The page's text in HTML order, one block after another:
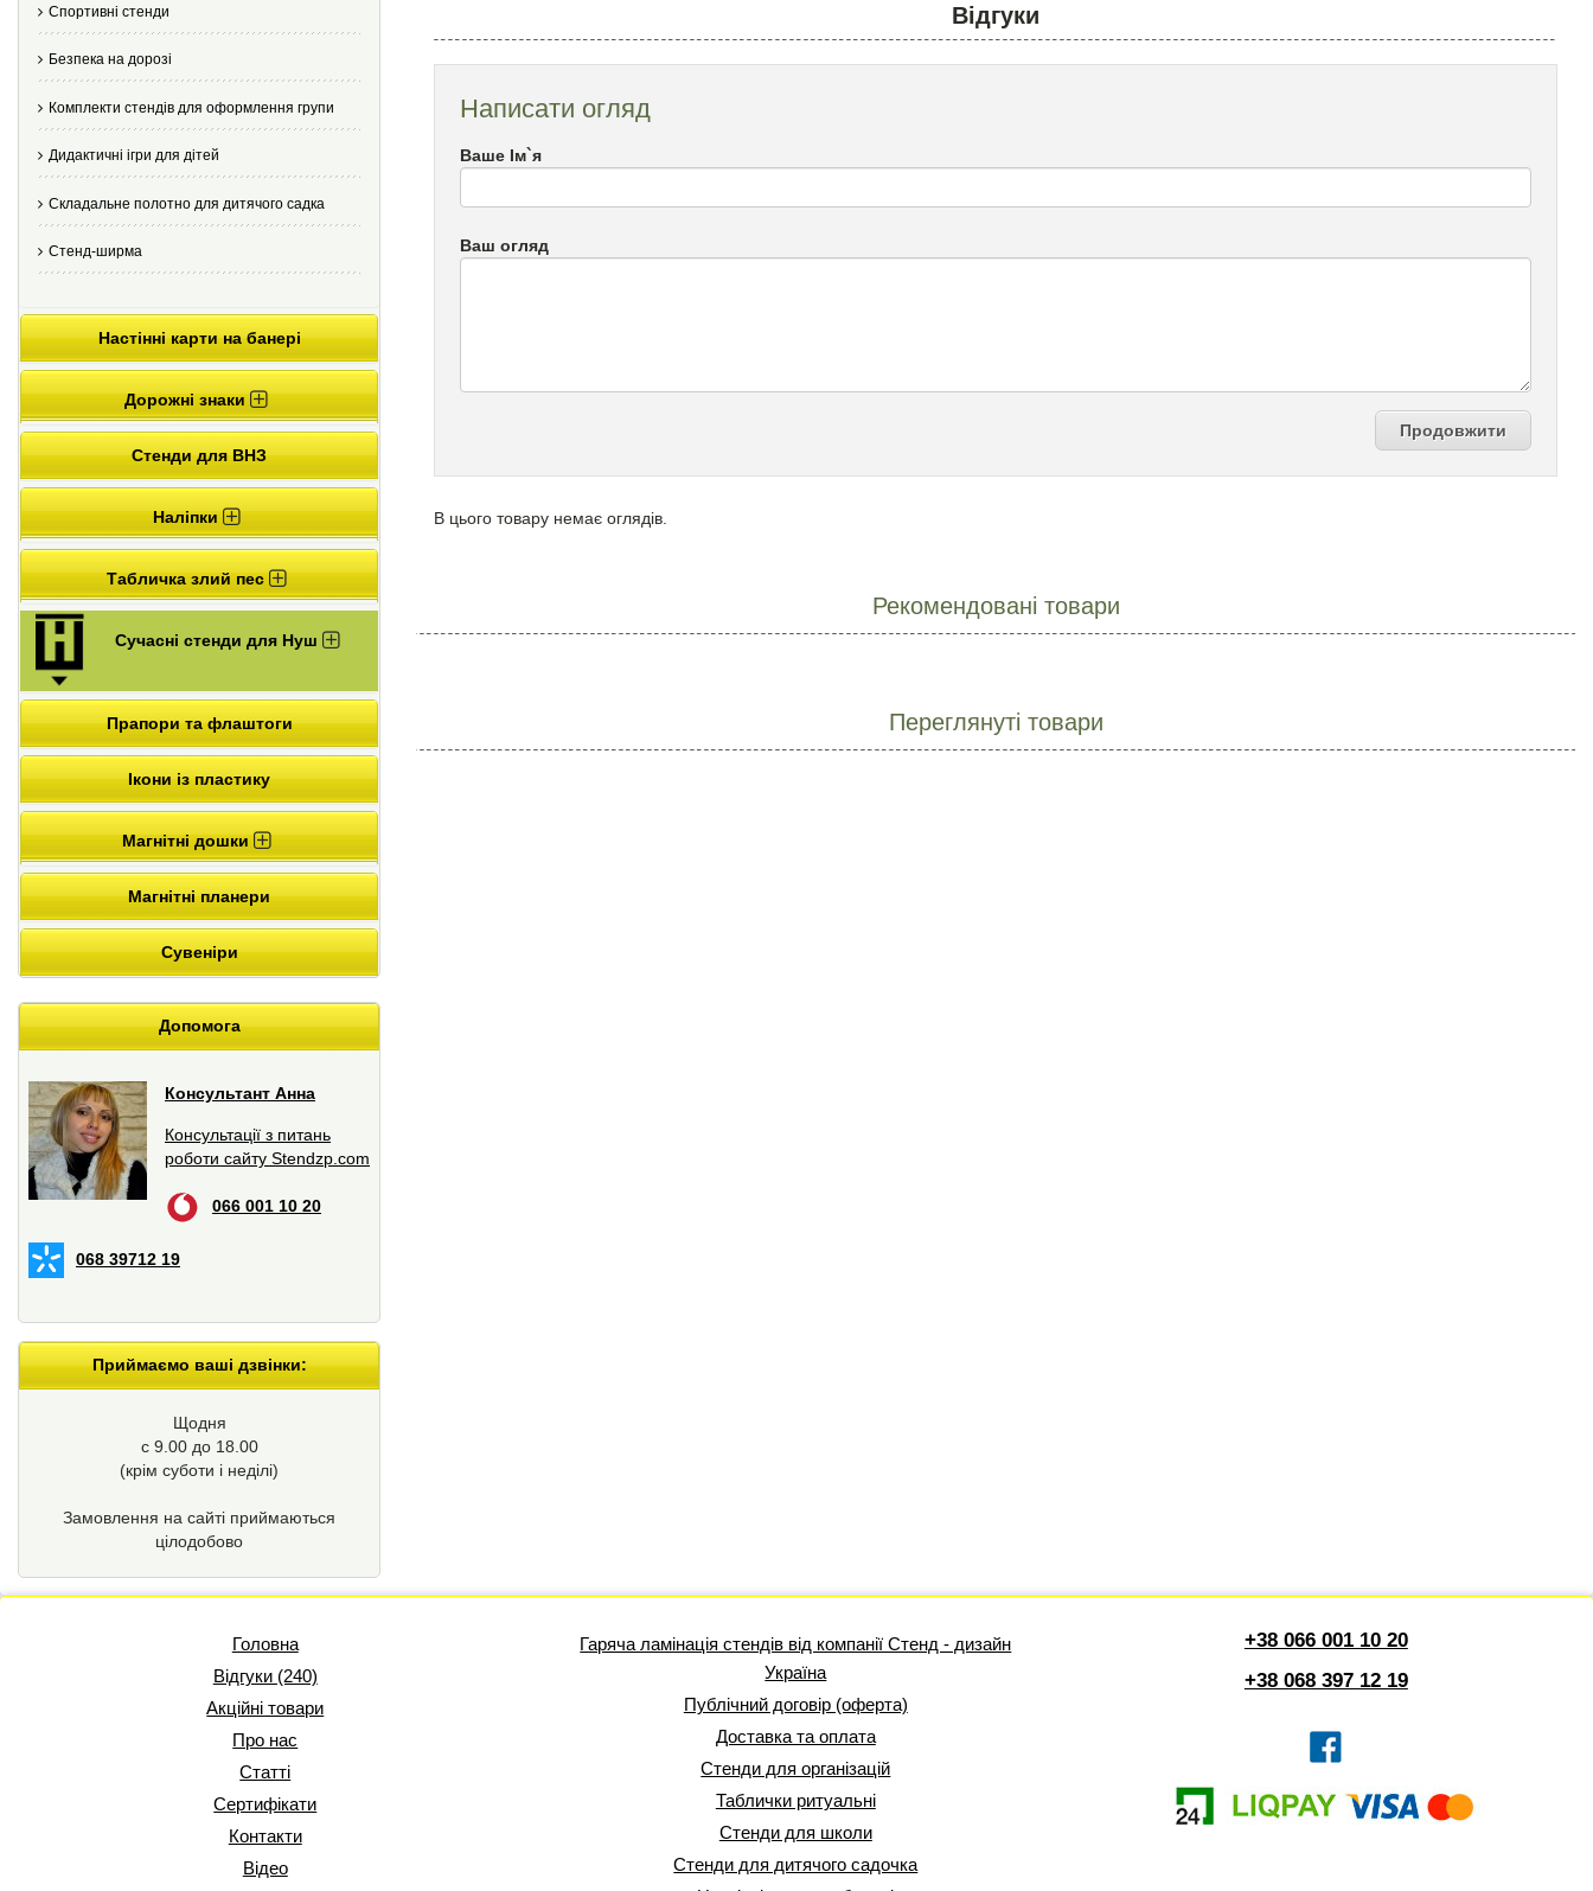
Спортивні стенди
Безпека на дорозі
Комплекти стендів для оформлення групи
Дидактичні ігри для дітей
Складальне полотно для дитячого садка
Стенд-ширма
Настінні карти на банері
Дорожні знаки
Стенди для ВНЗ
Наліпки
Табличка злий пес
Сучасні стенди для Нуш
Прапори та флаштоги
Ікони із пластику
Магнітні дошки
Магнітні планери
Сувеніри
Допомога
Консультант Анна
Консультації з питань
роботи сайту Stendzp.com
066 001 10 20
068 39712 19
Приймаємо ваші дзвінки:
Щодня
с 9.00 до 18.00
(крім суботи і неділі)
Замовлення на сайті приймаються
цілодобово
Відгуки
Написати огляд
Ваше Ім`я
Ваш огляд
Продовжити
В цього товару немає оглядів.
Рекомендовані товари
Переглянуті товари
Головна
Відгуки (240)
Акційні товари
Про нас
Статті
Сертифікати
Контакти
Відео
Гаряча ламінація стендів від компанії Стенд - дизайн
Україна
Публічний договір (оферта)
Доставка та оплата
Стенди для організацій
Таблички ритуальні
Стенди для школи
Стенди для дитячого садочка
+38 066 001 10 20
+38 068 397 12 19